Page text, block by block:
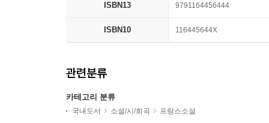
ISBN13 9791164456444
ISBN10 116445644X
관련분류
카테고리 분류
국내도서 소설/시/희곡 프랑스소설